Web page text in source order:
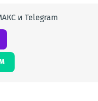
и Telegram